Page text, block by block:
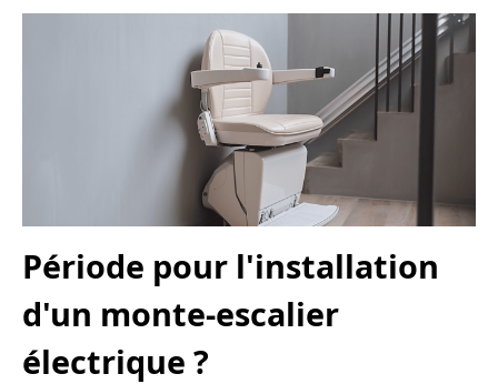
Période pour l'installation
d'un monte-escalier
électrique ?